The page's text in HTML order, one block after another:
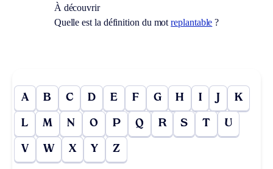
À découvrir
Quelle est la définition du motreplantable ?
A B C D E F G H I J K
L M N O P Q R S T U
V W X Y Z